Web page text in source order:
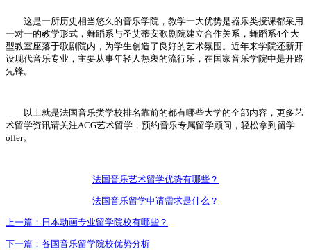
这是一所历史相当悠久的音乐学院，教学一大优势是器乐类授课都采用
一对一的教学形式，舞蹈系与圣艾蒂安歌剧院建立合作关系，舞蹈系4个大
型教室座落于歌剧院内，为学生创造了良好的艺术氛围。近年来学院还新开
设现代音乐专业，主要从事年轻人热衷的流行乐，在国家音乐学院中是开路
先锋。
以上就是法国音乐类学校排名靠前的都有哪些大学的全部内容，更多艺
术留学资讯请关注ACG艺术留学，预约音乐专属留学顾问，轻松拿到留学
offer。
法国音乐艺术留学优势有哪些？
法国音乐留学申请需求是什么？
上一篇： 日本动画专业留学院校有哪些？
下一篇： 各国音乐留学院校优势分析